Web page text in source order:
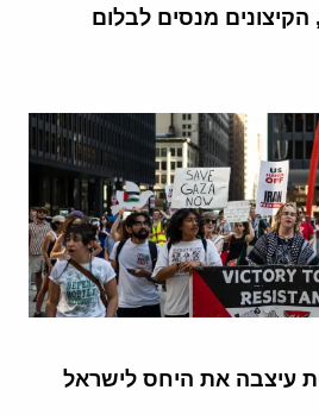
מנסים לבלום
עיצבה את היחס לישראל